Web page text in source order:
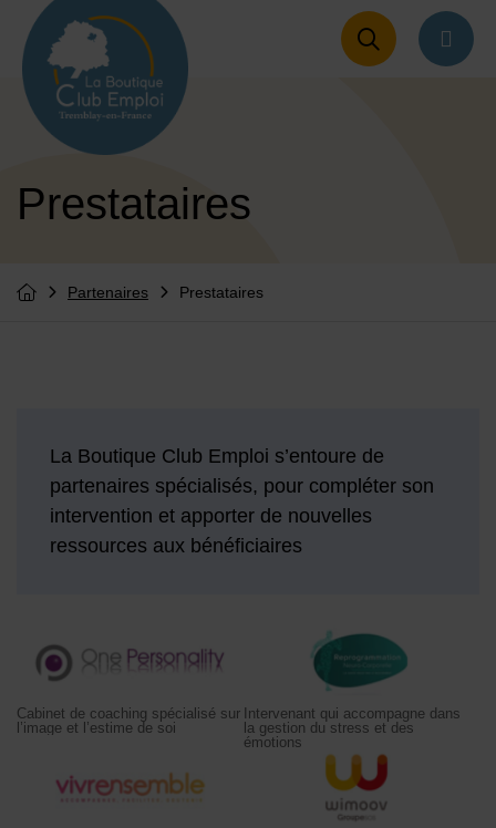
Menu de raccourcis
Prestataires
Vous êtes ici :
Retourner à l'accueil
Partenaires Prestataires
La Boutique Club Emploi s’entoure de
partenaires spécialisés, pour compléter son
intervention et apporter de nouvelles
ressources aux bénéficiaires
Cabinet de coaching spécialisé sur l’image et l’estime de soi
Cabinet de coaching spécialisé sur
l’image et l’estime de soi
Intervenant qui accompagne
Intervenant qui accompagne dans
la gestion du stress et des
émotions
Association spécialisée de l’accès aux droits et à
Association spécialisée dans